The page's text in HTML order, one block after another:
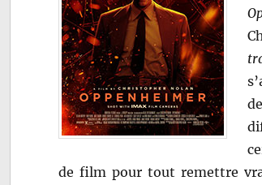
de film pour tout remettre